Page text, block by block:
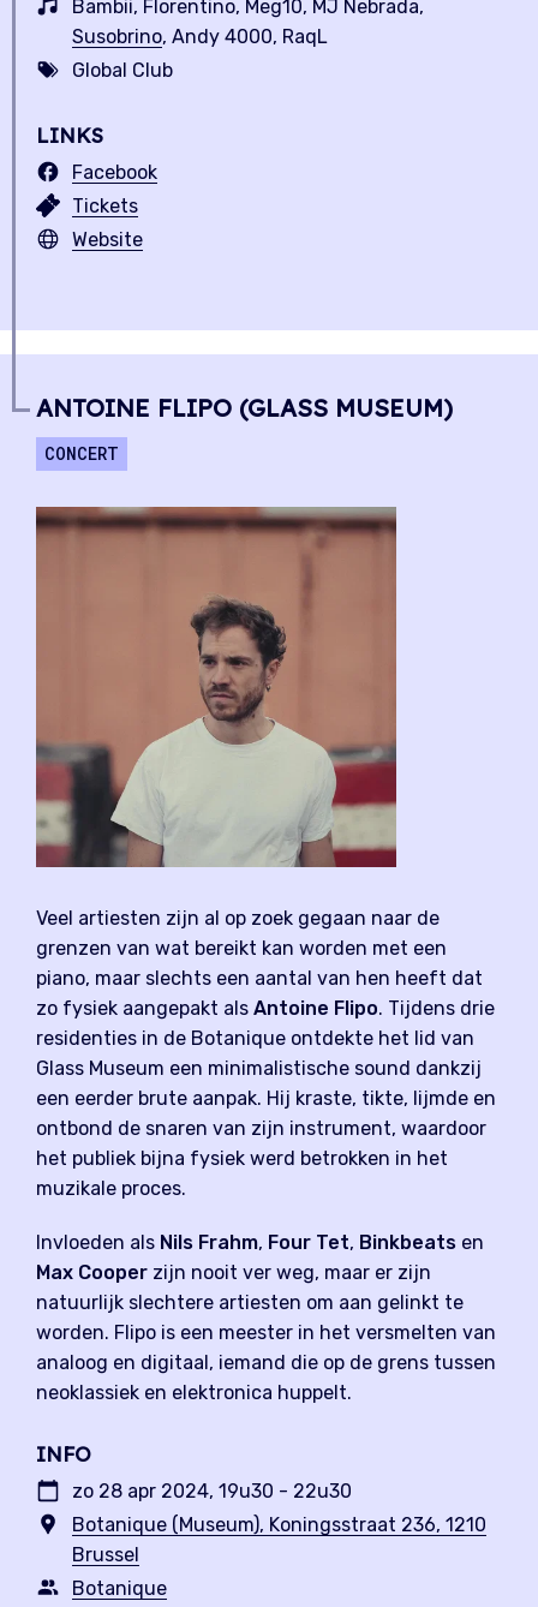
Bambii, Florentino, Meg10, MJ Nebrada,
Susobrino, Andy 4000, RaqL
Global Club
LINKS
Facebook
Tickets
Website
ANTOINE FLIPO (GLASS MUSEUM)
CONCERT
Veel artiesten zijn al op zoek gegaan naar de
grenzen van wat bereikt kan worden met een
piano, maar slechts een aantal van hen heeft dat
zo fysiek aangepakt als Antoine Flipo. Tijdens drie
residenties in de Botanique ontdekte het lid van
Glass Museum een minimalistische sound dankzij
een eerder brute aanpak. Hij kraste, tikte, lijmde en
ontbond de snaren van zijn instrument, waardoor
het publiek bijna fysiek werd betrokken in het
muzikale proces.
Invloeden als Nils Frahm, Four Tet, Binkbeats en
Max Cooper zijn nooit ver weg, maar er zijn
natuurlijk slechtere artiesten om aan gelinkt te
worden. Flipo is een meester in het versmelten van
analoog en digitaal, iemand die op de grens tussen
neoklassiek en elektronica huppelt.
INFO
zo 28 apr 2024, 19u30 - 22u30
Botanique (Museum), Koningsstraat 236, 1210
Brussel
Botanique